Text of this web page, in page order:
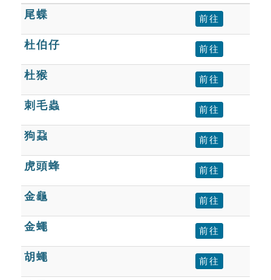
生命大百科索引
遊戲專區
教學應用
貓頭鷹博士
尾蝶 前往
杜伯仔 前往
杜猴 前往
刺毛蟲 前往
狗蝨 前往
虎頭蜂 前往
金龜 前往
金蠅 前往
胡蠅 前往